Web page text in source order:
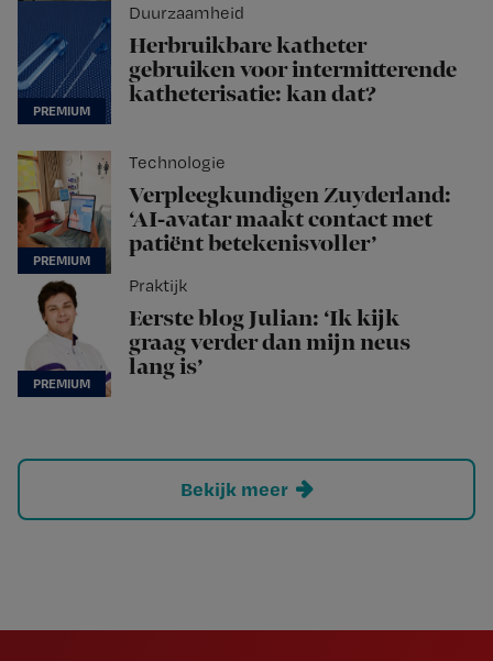
Duurzaamheid
Herbruikbare katheter
gebruiken voor intermitterende
katheterisatie: kan dat?
Technologie
Verpleegkundigen Zuyderland:
‘AI-avatar maakt contact met
patiënt betekenisvoller’
Praktijk
Eerste blog Julian: ‘Ik kijk
graag verder dan mijn neus
lang is’
Bekijk meer